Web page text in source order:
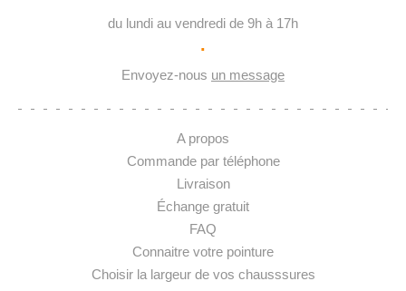
du lundi au vendredi de 9h à 17h
·
Envoyez-nous un message
A propos
Commande par téléphone
Livraison
Échange gratuit
FAQ
Connaitre votre pointure
Choisir la largeur de vos chausssures